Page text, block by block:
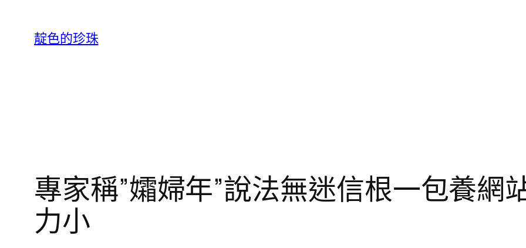
靛色的珍珠
專家稱”孀婦年”說法無迷信根一包養網
力小